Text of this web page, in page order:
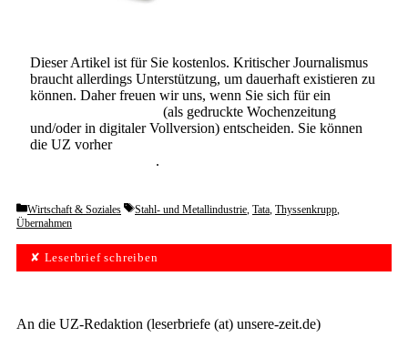
Dieser Artikel ist für Sie kostenlos. Kritischer Journalismus
braucht allerdings Unterstützung, um dauerhaft existieren zu
können. Daher freuen wir uns, wenn Sie sich für ein
(als gedruckte Wochenzeitung
und/oder in digitaler Vollversion) entscheiden. Sie können
die UZ vorher
.
Categories
Wirtschaft & Soziales Tags
Stahl- und Metallindustrie, Tata, Thyssenkrupp,
Übernahmen
✘ Leserbrief schreiben
An die UZ-Redaktion (leserbriefe (at) unsere-zeit.de)